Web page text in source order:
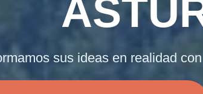
sus ideas en realidad